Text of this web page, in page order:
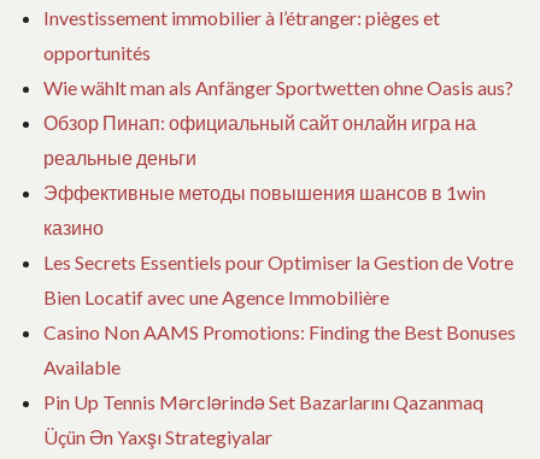
e
Investissement immobilier à l’étranger: pièges et
opportunités
Wie wählt man als Anfänger Sportwetten ohne Oasis aus?
Обзор Пинап: официальный сайт онлайн игра на
реальные деньги
Эффективные методы повышения шансов в 1win
казино
Les Secrets Essentiels pour Optimiser la Gestion de Votre
Bien Locatif avec une Agence Immobilière
Casino Non AAMS Promotions: Finding the Best Bonuses
Available
Pin Up Tennis Mərclərində Set Bazarlarını Qazanmaq
Üçün Ən Yaxşı Strategiyalar